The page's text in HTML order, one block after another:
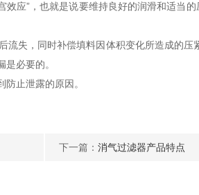
效应”，也就是说要维持良好的润滑和适当
，同时补偿填料因体积变化所造成的压
必要的。
止泄露的原因。
下一篇： 消气过滤器产品特点